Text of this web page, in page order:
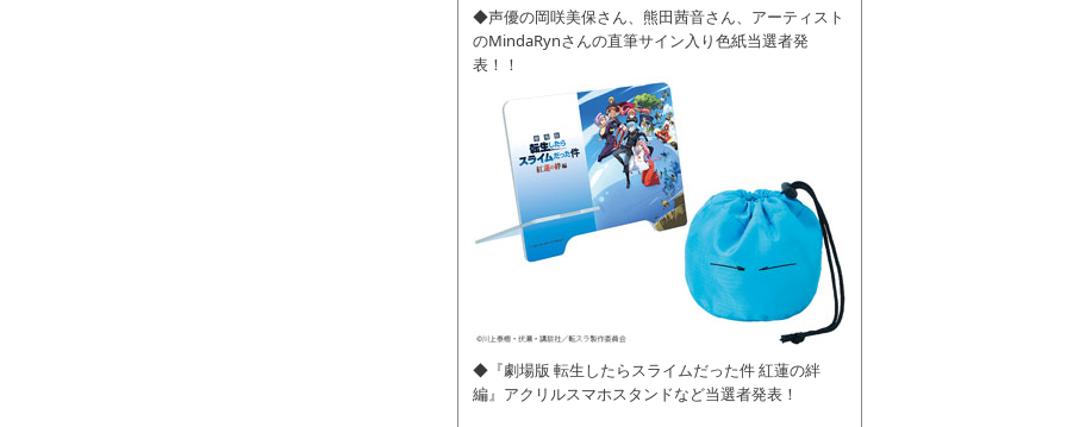
◆声優の岡咲美保さん、熊田茜音さん、アーティスト
のMindaRynさんの直筆サイン入り色紙当選者発
表！！
◆『劇場版 転生したらスライムだった件 紅蓮の絆
編』アクリルスマホスタンドなど当選者発表！